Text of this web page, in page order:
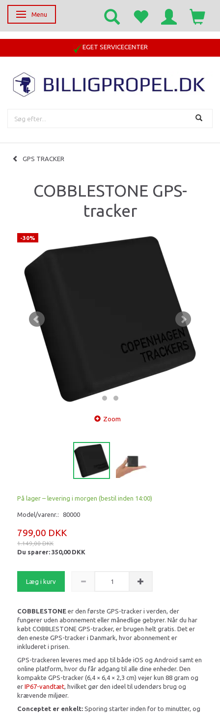
Skifte navigation
Menu
EGET SERVICECENTER
GPS TRACKER
COBBLESTONE GPS-
tracker
-30%
Zoom
På lager – levering i morgen (bestil inden 14:00)
Model/varenr.: 80000
799,00 DKK
1.149,00 DKK
Du sparer: 350,00 DKK
Læg i kurv
COBBLESTONE er den første GPS-tracker i verden, der
fungerer uden abonnement eller månedlige gebyrer. Når du har
købt COBBLESTONE GPS-tracker, er brugen helt gratis. Det er
den eneste GPS-tracker i Danmark, hvor abonnement er
inkluderet i prisen.
GPS-trackeren leveres med app til både iOS og Android samt en
online platform, hvor du får adgang til alle dine enheder. Den
kompakte GPS-tracker (6,4 × 6,4 × 2,3 cm) vejer kun 88 gram og
er IP67-vandtæt , hvilket gør den ideel til udendørs brug og
krævende miljøer.
Conceptet er enkelt: Sporing starter inden for to minutter, og